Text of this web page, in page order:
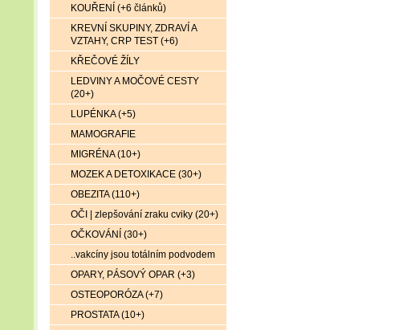
KOUŘENÍ (+6 článků)
KREVNÍ SKUPINY, ZDRAVÍ A
VZTAHY, CRP TEST (+6)
KŘEČOVÉ ŽÍLY
LEDVINY A MOČOVÉ CESTY
(20+)
LUPÉNKA (+5)
MAMOGRAFIE
MIGRÉNA (10+)
MOZEK A DETOXIKACE (30+)
OBEZITA (110+)
OČI | zlepšování zraku cviky (20+)
OČKOVÁNÍ (30+)
..vakcíny jsou totálním podvodem
OPARY, PÁSOVÝ OPAR (+3)
OSTEOPORÓZA (+7)
PROSTATA (10+)